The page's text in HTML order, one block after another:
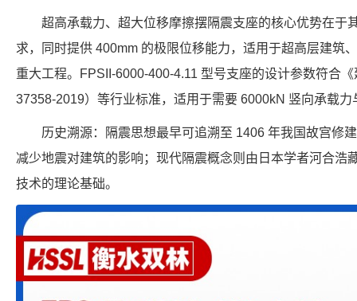
超高承载力、超大位移摩擦摆隔震支座的核心优势在于
求，同时提供 400mm 的极限位移能力，适用于超高层建筑
重大工程。FPSII-6000-400-4.11 型号支座的设计参数符合
37358-2019）等行业标准，适用于需要 6000kN 竖向承载
历史溯源：隔震思想最早可追溯至 1406 年我国故宫修
减少地震对建筑的影响；现代隔震概念则由日本学者河合浩
技术的理论基础。